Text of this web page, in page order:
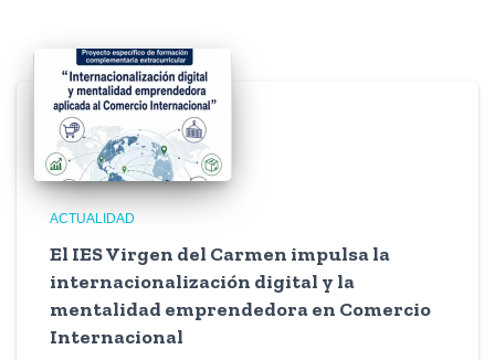
ACTUALIDAD
El IES Virgen del Carmen impulsa la
internacionalización digital y la
mentalidad emprendedora en Comercio
Internacional